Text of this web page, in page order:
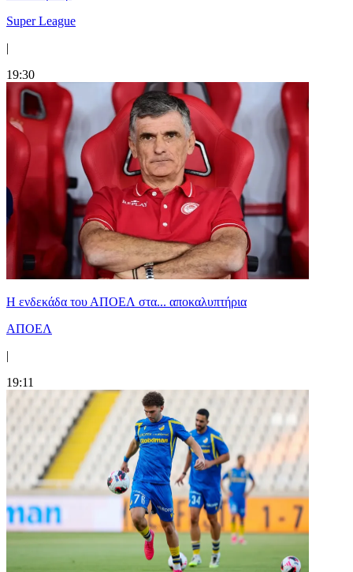
Super League
|
19:30
Η ενδεκάδα του ΑΠΟΕΛ στα... αποκαλυπτήρια
ΑΠΟΕΛ
|
19:11